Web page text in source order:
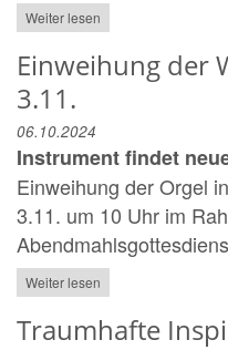
Weiter lesen
Einweihung der
3.11.
06.10.2024
Instrument findet
Einweihung der Orgel
3.11. um 10 Uhr im
Weiter lesen
Traumhafte